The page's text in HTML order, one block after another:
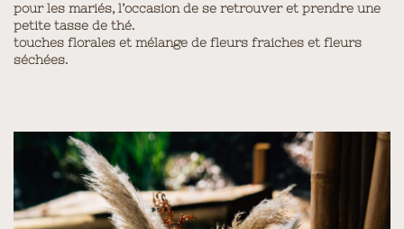
pour les mariés, l’occasion de se retrouver et prendre une
petite tasse de thé.
touches florales et mélange de fleurs fraiches et fleurs
séchées.